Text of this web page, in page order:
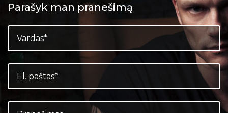
Parašyk man pranešimą